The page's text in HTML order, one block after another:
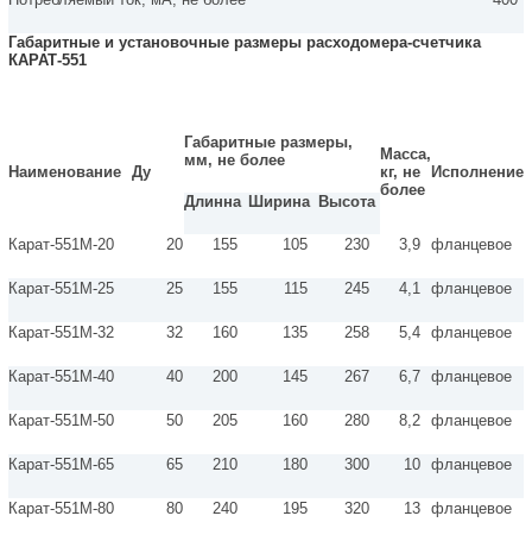
Габаритные и установочные размеры расходомера-счетчика
КАРАТ-551
Наименование Ду
Габаритные размеры,
мм, не более
Масса,
кг, не
более
Исполнение
Длинна Ширина Высота
Карат-551М-20 20 155 105 230 3,9 фланцевое
Карат-551М-25 25 155 115 245 4,1 фланцевое
Карат-551М-32 32 160 135 258 5,4 фланцевое
Карат-551М-40 40 200 145 267 6,7 фланцевое
Карат-551М-50 50 205 160 280 8,2 фланцевое
Карат-551М-65 65 210 180 300 10 фланцевое
Карат-551М-80 80 240 195 320 13 фланцевое